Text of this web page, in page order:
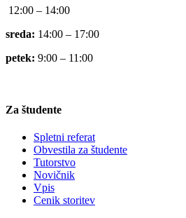
12:00 – 14:00
sreda: 14:00 – 17:00
petek: 9:00 – 11:00
Za študente
Spletni referat
Obvestila za študente
Tutorstvo
Novičnik
Vpis
Cenik storitev